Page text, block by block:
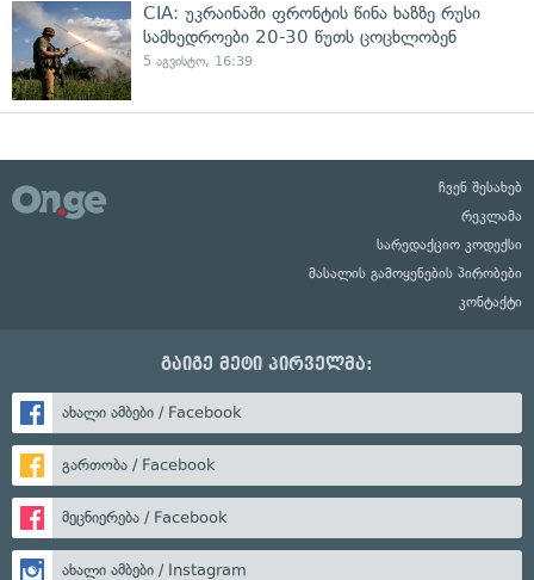
CIA: უკრაინაში ფრონტის წინა ხაზზე რუსი
სამხედროები 20-30 წუთს ცოცხლობენ
5 აგვისტო, 16:39
ჩვენ შესახებ
რეკლამა
სარედაქციო კოდექსი
მასალის გამოყენების პირობები
კონტაქტი
გაიგე მეტი პირველმა:
ახალი ამბები / Facebook
გართობა / Facebook
მეცნიერება / Facebook
ახალი ამბები / Instagram